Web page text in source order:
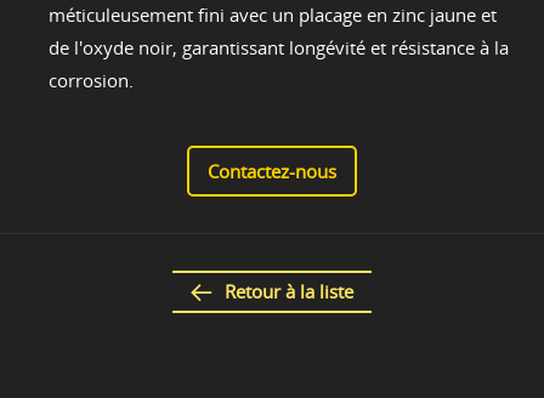
méticuleusement fini avec un placage en zinc jaune et
de l'oxyde noir, garantissant longévité et résistance à la
corrosion.
Contactez-nous
Retour à la liste